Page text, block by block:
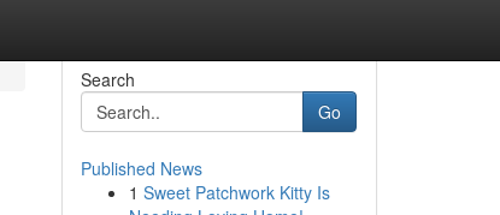
Search
Go
Published News
1 Sweet Patchwork Kitty Is